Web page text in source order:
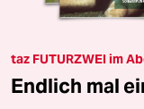
taz FUTURZWEI im
Endlich mal